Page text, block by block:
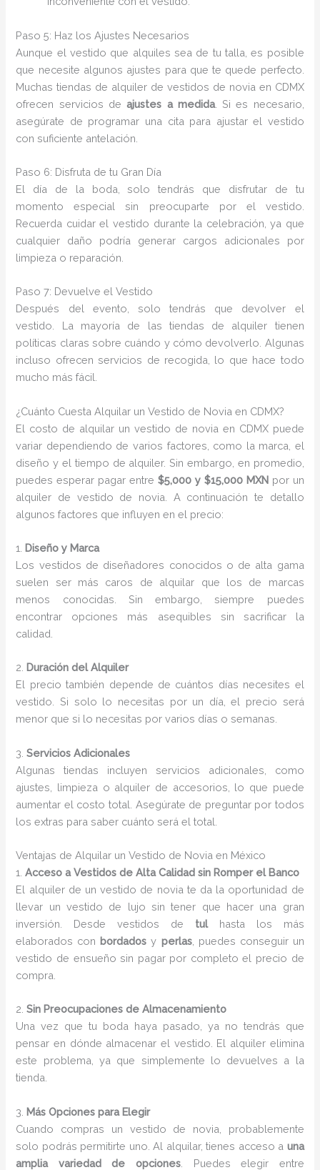
Paso 5: Haz los Ajustes Necesarios
Aunque el vestido que alquiles sea de tu talla, es posible
que necesite algunos ajustes para que te quede perfecto.
Muchas tiendas de alquiler de vestidos de novia en CDMX
ofrecen servicios deajustes a medida. Si es necesario,
asegúrate de programar una cita para ajustar el vestido
con suficiente antelación.
Paso 6: Disfruta de tu Gran Día
El día de la boda, solo tendrás que disfrutar de tu
momento especial sin preocuparte por el vestido.
Recuerda cuidar el vestido durante la celebración, ya que
cualquier daño podría generar cargos adicionales por
limpieza o reparación.
Paso 7: Devuelve el Vestido
Después del evento, solo tendrás que devolver el
vestido. La mayoría de las tiendas de alquiler tienen
políticas claras sobre cuándo y cómo devolverlo. Algunas
incluso ofrecen servicios de recogida, lo que hace todo
mucho más fácil.
¿Cuánto Cuesta Alquilar un Vestido de Novia en CDMX?
El costo de alquilar un vestido de novia en CDMX puede
variar dependiendo de varios factores, como la marca, el
diseño y el tiempo de alquiler. Sin embargo, en promedio,
puedes esperar pagar entre$5,000 y $15,000 MXNpor un
alquiler de vestido de novia. A continuación te detallo
algunos factores que influyen en el precio:
1. Diseño y Marca
Los vestidos de diseñadores conocidos o de alta gama
suelen ser más caros de alquilar que los de marcas
menos conocidas. Sin embargo, siempre puedes
encontrar opciones más asequibles sin sacrificar la
calidad.
2. Duración del Alquiler
El precio también depende de cuántos días necesites el
vestido. Si solo lo necesitas por un día, el precio será
menor que si lo necesitas por varios días o semanas.
3.Servicios Adicionales
Algunas tiendas incluyen servicios adicionales, como
ajustes, limpieza o alquiler de accesorios, lo que puede
aumentar el costo total. Asegúrate de preguntar por todos
los extras para saber cuánto será el total.
Ventajas de Alquilar un Vestido de Novia en México
1.Acceso a Vestidos de Alta Calidad sin Romper el Banco
El alquiler de un vestido de novia te da la oportunidad de
llevar un vestido de lujo sin tener que hacer una gran
inversión. Desde vestidos de tulhasta los más
elaborados con bordados y perlas, puedes conseguir un
vestido de ensueño sin pagar por completo el precio de
compra.
2.Sin Preocupaciones de Almacenamiento
Una vez que tu boda haya pasado, ya no tendrás que
pensar en dónde almacenar el vestido. El alquiler elimina
este problema, ya que simplemente lo devuelves a la
tienda.
3. Más Opciones para Elegir
Cuando compras un vestido de novia, probablemente
solo podrás permitirte uno. Al alquilar, tienes acceso a una
amplia variedad de opciones . Puedes elegir entre